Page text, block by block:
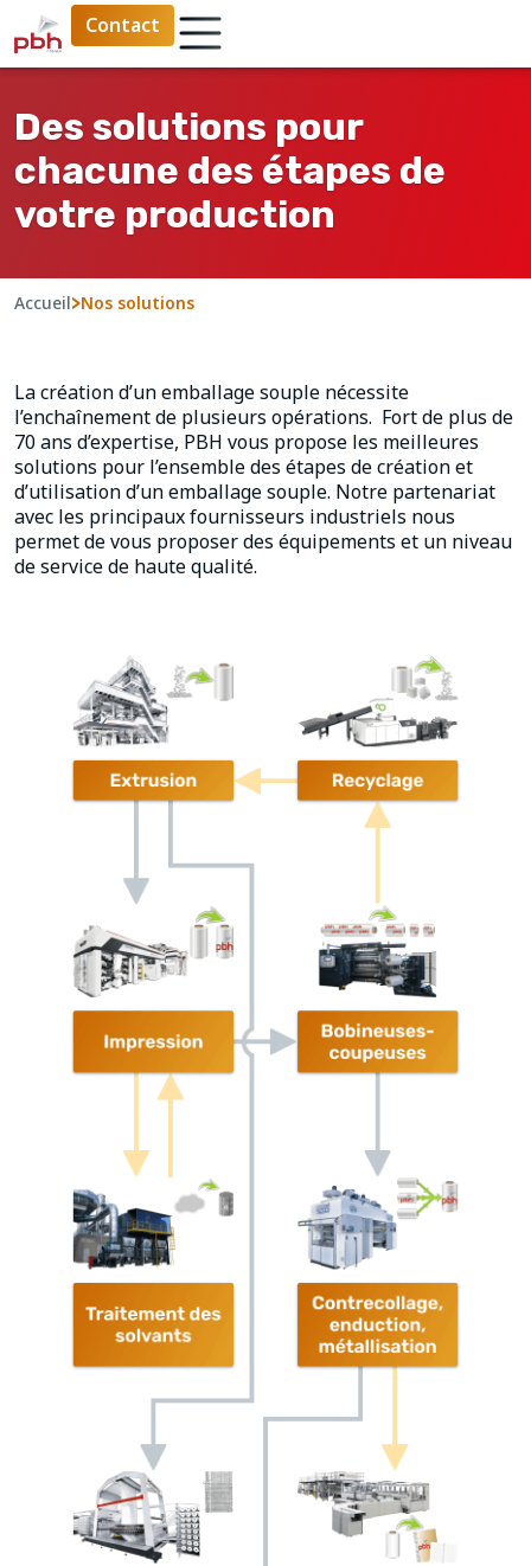
Contact
Des solutions pour
chacune des étapes de
votre production
Accueil>Nos solutions
La création d’un emballage souple nécessite
l’enchaînement de plusieurs opérations. Fort de plus de
70 ans d’expertise, PBH vous propose les meilleures
solutions pour l’ensemble des étapes de création et
d’utilisation d’un emballage souple. Notre partenariat
avec les principaux fournisseurs industriels nous
permet de vous proposer des équipements et un niveau
de service de haute qualité.
Extrusion Recyclage
Impression Bobineuses
Traitement
des
solvants
Contrecollage